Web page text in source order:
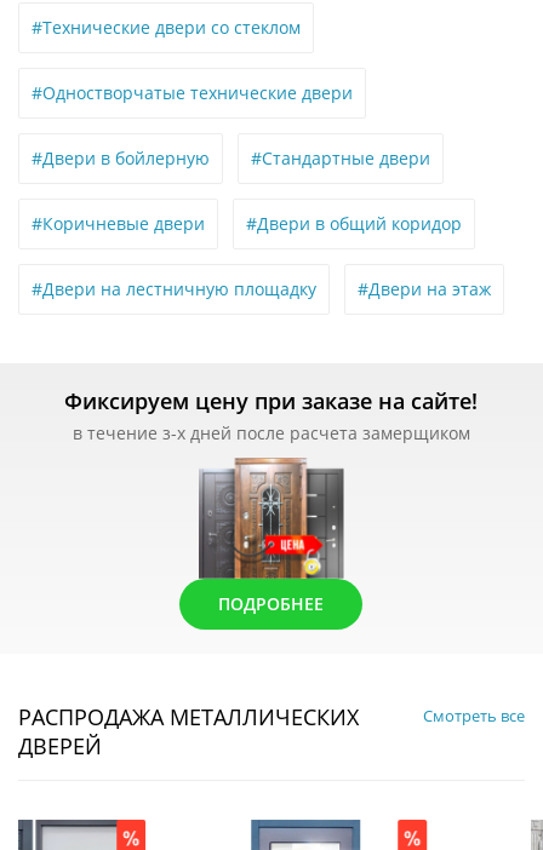
#Технические двери со стеклом
#Одностворчатые технические двери
#Двери в бойлерную #Стандартные двери
#Коричневые двери #Двери в общий коридор
#Двери на лестничную площадку #Двери на этаж
Фиксируем цену при заказе на сайте!
в течение з-х дней после расчета замерщиком
ПОДРОБНЕЕ
РАСПРОДАЖА МЕТАЛЛИЧЕСКИХ
ДВЕРЕЙ
Смотреть все